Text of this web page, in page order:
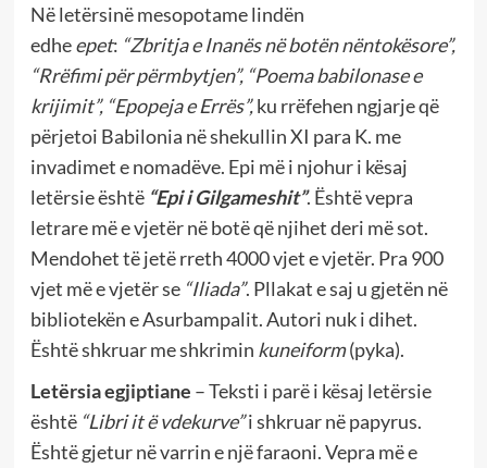
Në letërsinë mesopotame lindën
edhe epet: “Zbritja e Inanës në botën nëntokësore”,
“Rrëfimi për përmbytjen”, “Poema babilonase e
krijimit”, “Epopeja e Errës”, ku rrëfehen ngjarje që
përjetoi Babilonia në shekullin XI para K. me
invadimet e nomadëve. Epi më i njohur i kësaj
letërsie është “Epi i Gilgameshit”. Është vepra
letrare më e vjetër në botë që njihet deri më sot.
Mendohet të jetë rreth 4000 vjet e vjetër. Pra 900
vjet më e vjetër se “Iliada”. Pllakat e saj u gjetën në
bibliotekën e Asurbampalit. Autori nuk i dihet.
Është shkruar me shkrimin kuneiform (pyka).
Letërsia egjiptiane – Teksti i parë i kësaj letërsie
është “Libri it ë vdekurve” i shkruar në papyrus.
Është gjetur në varrin e një faraoni. Vepra më e